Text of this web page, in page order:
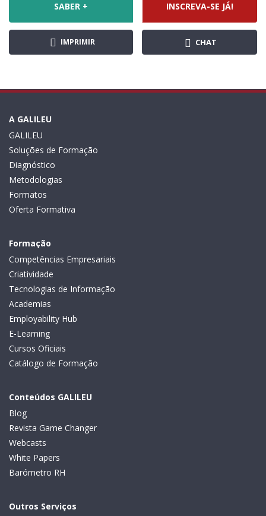
SABER + INSCREVA-SE JÁ!
IMPRIMIR CHAT
A GALILEU
GALILEU
Soluções de Formação
Diagnóstico
Metodologias
Formatos
Oferta Formativa
Formação
Competências Empresariais
Criatividade
Tecnologias de Informação
Academias
Employability Hub
E-Learning
Cursos Oficiais
Catálogo de Formação
Conteúdos GALILEU
Blog
Revista Game Changer
Webcasts
White Papers
Barómetro RH
Outros Serviços